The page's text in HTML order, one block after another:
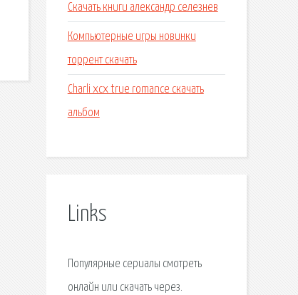
Скачать книги александр селезнев
Компьютерные игры новинки
торрент скачать
Charli xcx true romance скачать
альбом
Links
Популярные сериалы смотреть
онлайн или скачать через.